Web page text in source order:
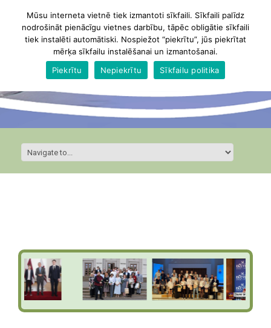
Mūsu interneta vietnē tiek izmantoti sīkfaili. Sīkfaili palīdz
nodrošināt pienācīgu vietnes darbību, tāpēc obligātie sīkfaili
tiek instalēti automātiski. Nospiežot “piekrītu”, jūs piekrītat
mērķa sīkfailu instalēšanai un izmantošanai.
Piekrītu
Nepiekrītu Sīkfailu politika